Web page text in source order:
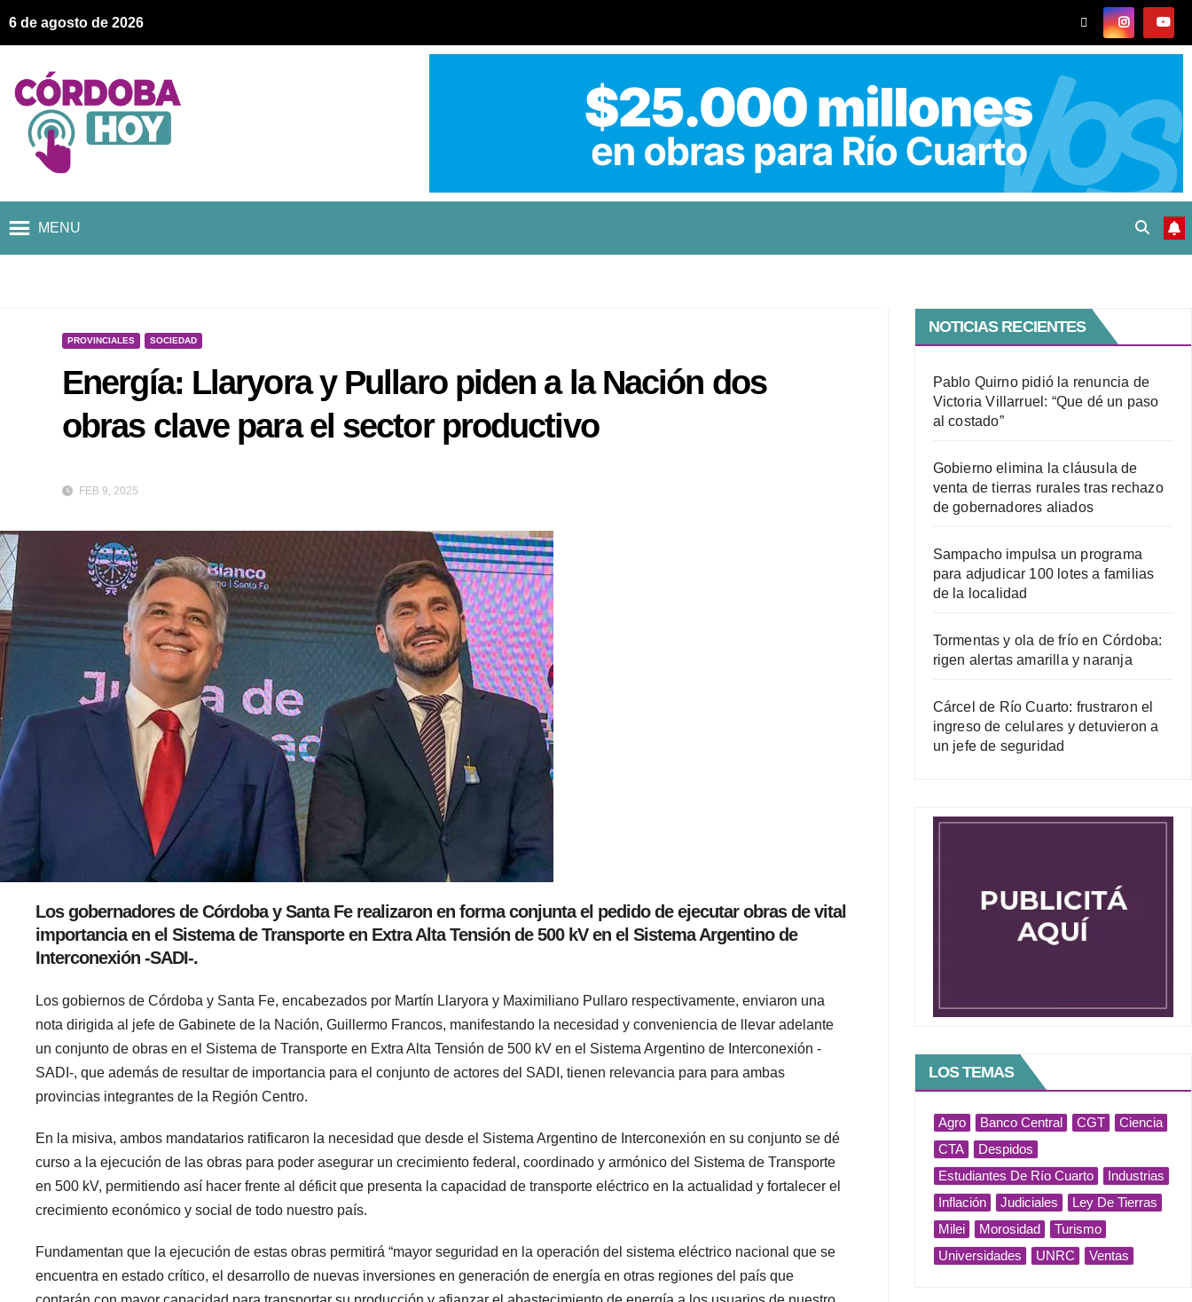
6 de agosto de 2026
MENU
PROVINCIALES SOCIEDAD
Energía: Llaryora y Pullaro piden a la Nación dos
obras clave para el sector productivo
FEB 9, 2025
Los gobernadores de Córdoba y Santa Fe realizaron en forma conjunta el pedido de ejecutar obras de vital
importancia en el Sistema de Transporte en Extra Alta Tensión de 500 kV en el Sistema Argentino de
Interconexión -SADI-.
Los gobiernos de Córdoba y Santa Fe, encabezados por Martín Llaryora y Maximiliano Pullaro respectivamente, enviaron una
nota dirigida al jefe de Gabinete de la Nación, Guillermo Francos, manifestando la necesidad y conveniencia de llevar adelante
un conjunto de obras en el Sistema de Transporte en Extra Alta Tensión de 500 kV en el Sistema Argentino de Interconexión -
SADI-, que además de resultar de importancia para el conjunto de actores del SADI, tienen relevancia para para ambas
provincias integrantes de la Región Centro.
En la misiva, ambos mandatarios ratificaron la necesidad que desde el Sistema Argentino de Interconexión en su conjunto se dé
curso a la ejecución de las obras para poder asegurar un crecimiento federal, coordinado y armónico del Sistema de Transporte
en 500 kV, permitiendo así hacer frente al déficit que presenta la capacidad de transporte eléctrico en la actualidad y fortalecer el
crecimiento económico y social de todo nuestro país.
Fundamentan que la ejecución de estas obras permitirá “mayor seguridad en la operación del sistema eléctrico nacional que se
encuentra en estado crítico, el desarrollo de nuevas inversiones en generación de energía en otras regiones del país que
NOTICIAS RECIENTES
Pablo Quirno pidió la renuncia de
Victoria Villarruel: “Que dé un paso
al costado”
Gobierno elimina la cláusula de
venta de tierras rurales tras rechazo
de gobernadores aliados
Sampacho impulsa un programa
para adjudicar 100 lotes a familias
de la localidad
Tormentas y ola de frío en Córdoba:
rigen alertas amarilla y naranja
Cárcel de Río Cuarto: frustraron el
ingreso de celulares y detuvieron a
un jefe de seguridad
LOS TEMAS
Agro Banco Central CGT
Ciencia
CTA
Despidos
Estudiantes De Río Cuarto
Industrias
Inflación
Judiciales
Ley De Tierras
Milei
Morosidad
Turismo
Universidades
UNRC Ventas